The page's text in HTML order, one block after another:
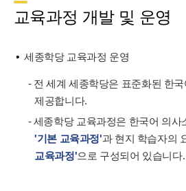
교육과정 개발 및 운영
세종학당 교육과정 운영
- 전 세계 세종학당은 표준화된 한
제공합니다.
- 세종학당 교육과정은 한국어 의사
'기본 교육과정'과 현지 학습자의
교육과정'으로 구성되어 있습니다.